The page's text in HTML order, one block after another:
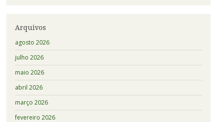
Arquivos
agosto 2026
julho 2026
maio 2026
abril 2026
março 2026
fevereiro 2026